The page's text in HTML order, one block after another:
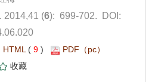
): 699-702. DOI:
9 )